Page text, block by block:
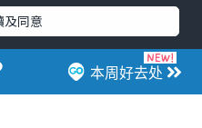
本周好去处
#美食社群热话
用程式
#限时抢
户中心 #著数 #网络热话
及同意